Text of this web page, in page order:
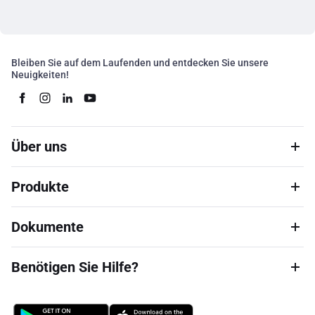
Bleiben Sie auf dem Laufenden und entdecken Sie unsere
Neuigkeiten!
Über uns
Produkte
Dokumente
Benötigen Sie Hilfe?